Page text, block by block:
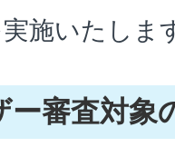
施いたしま
審査対象